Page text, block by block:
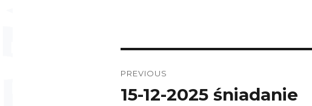
navigation
PREVIOUS
Previous
15-12-2025 śniadanie